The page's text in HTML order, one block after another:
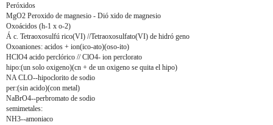
Peróxidos
MgO2 Peroxido de magnesio - Dió xido de magnesio
Oxoácidos (h-1 x o-2)
Á c. Tetraoxosulfú rico(VI) //Tetraoxosulfato(VI) de hidró geno
Oxoaniones: acidos + ion(ico-ato)(oso-ito)
HClO4 acido perclórico // ClO4- ion perclorato
hipo:(un solo oxigeno)(cn + de un oxigeno se quita el hipo)
NA CLO--hipoclorito de sodio
per:(sin acido)(con metal)
NaBrO4--perbromato de sodio
semimetales:
NH3--amoniaco